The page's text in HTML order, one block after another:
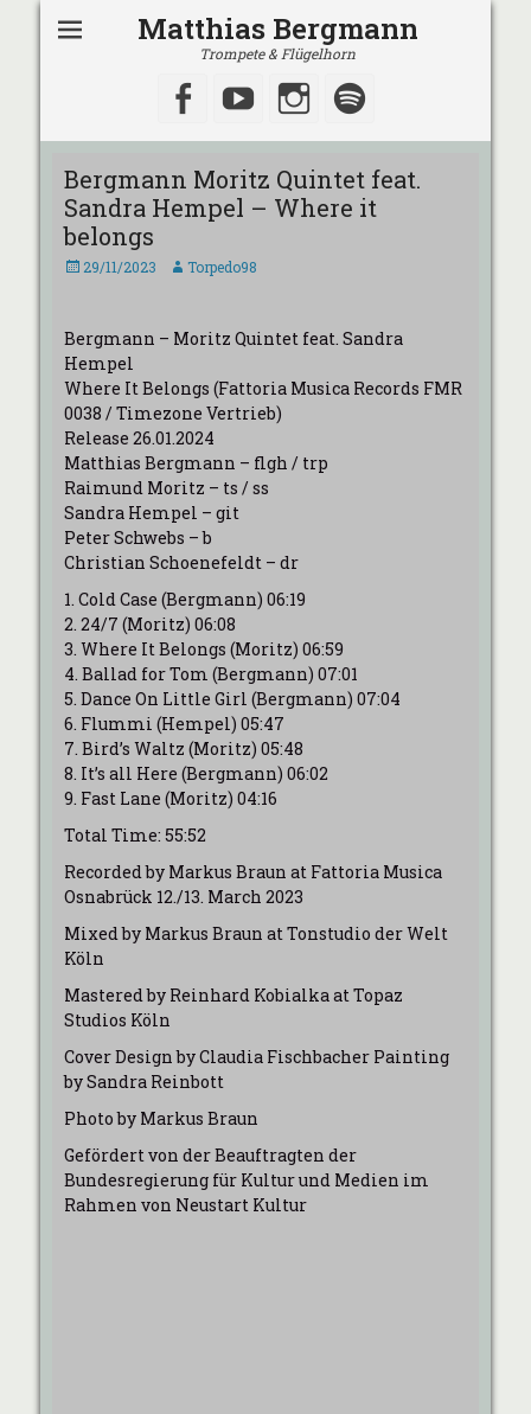
Matthias Bergmann
Trompete & Flügelhorn
Facebook
YouTubeInstagram
Bergmann Moritz Quintet feat.
Sandra Hempel – Where it
belongs
Veröffentlicht
29/11/2023 AutorTorpedo98
Bergmann – Moritz Quintet feat. Sandra
Hempel
Where It Belongs (Fattoria Musica Records FMR
0038 / Timezone Vertrieb)
Release 26.01.2024
Matthias Bergmann – flgh / trp
Raimund Moritz – ts / ss
Sandra Hempel – git
Peter Schwebs – b
Christian Schoenefeldt – dr
1. Cold Case (Bergmann) 06:19
2. 24/7 (Moritz) 06:08
3. Where It Belongs (Moritz) 06:59
4. Ballad for Tom (Bergmann) 07:01
5. Dance On Little Girl (Bergmann) 07:04
6. Flummi (Hempel) 05:47
7. Bird’s Waltz (Moritz) 05:48
8. It’s all Here (Bergmann) 06:02
9. Fast Lane (Moritz) 04:16
Total Time: 55:52
Recorded by Markus Braun at Fattoria Musica
Osnabrück 12./13. March 2023
Mixed by Markus Braun at Tonstudio der Welt
Köln
Mastered by Reinhard Kobialka at Topaz
Studios Köln
Cover Design by Claudia Fischbacher Painting
by Sandra Reinbott
Photo by Markus Braun
Gefördert von der Beauftragten der
Bundesregierung für Kultur und Medien im
Rahmen von Neustart Kultur